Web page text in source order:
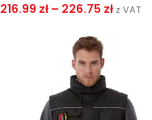
216.99 zł – 226.75 zł z VAT